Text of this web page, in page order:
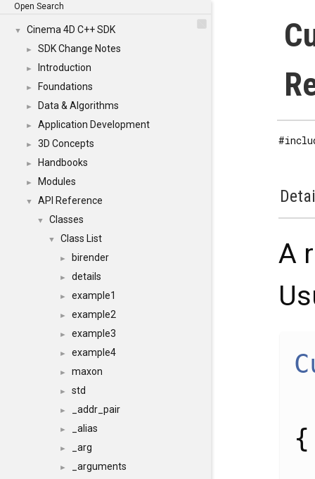
Open Search
▼ Cinema 4D C++ SDK
► SDK Change Notes
► Introduction
► Foundations
► Data & Algorithms
► Application Development
► 3D Concepts
► Handbooks
► Modules
▼ API Reference
▼ Classes
▼ Class List
► birender
► details
► example1
► example2
► example3
► example4
► maxon
► std
► _addr_pair
► _alias
► _arg
► _arguments
A
{